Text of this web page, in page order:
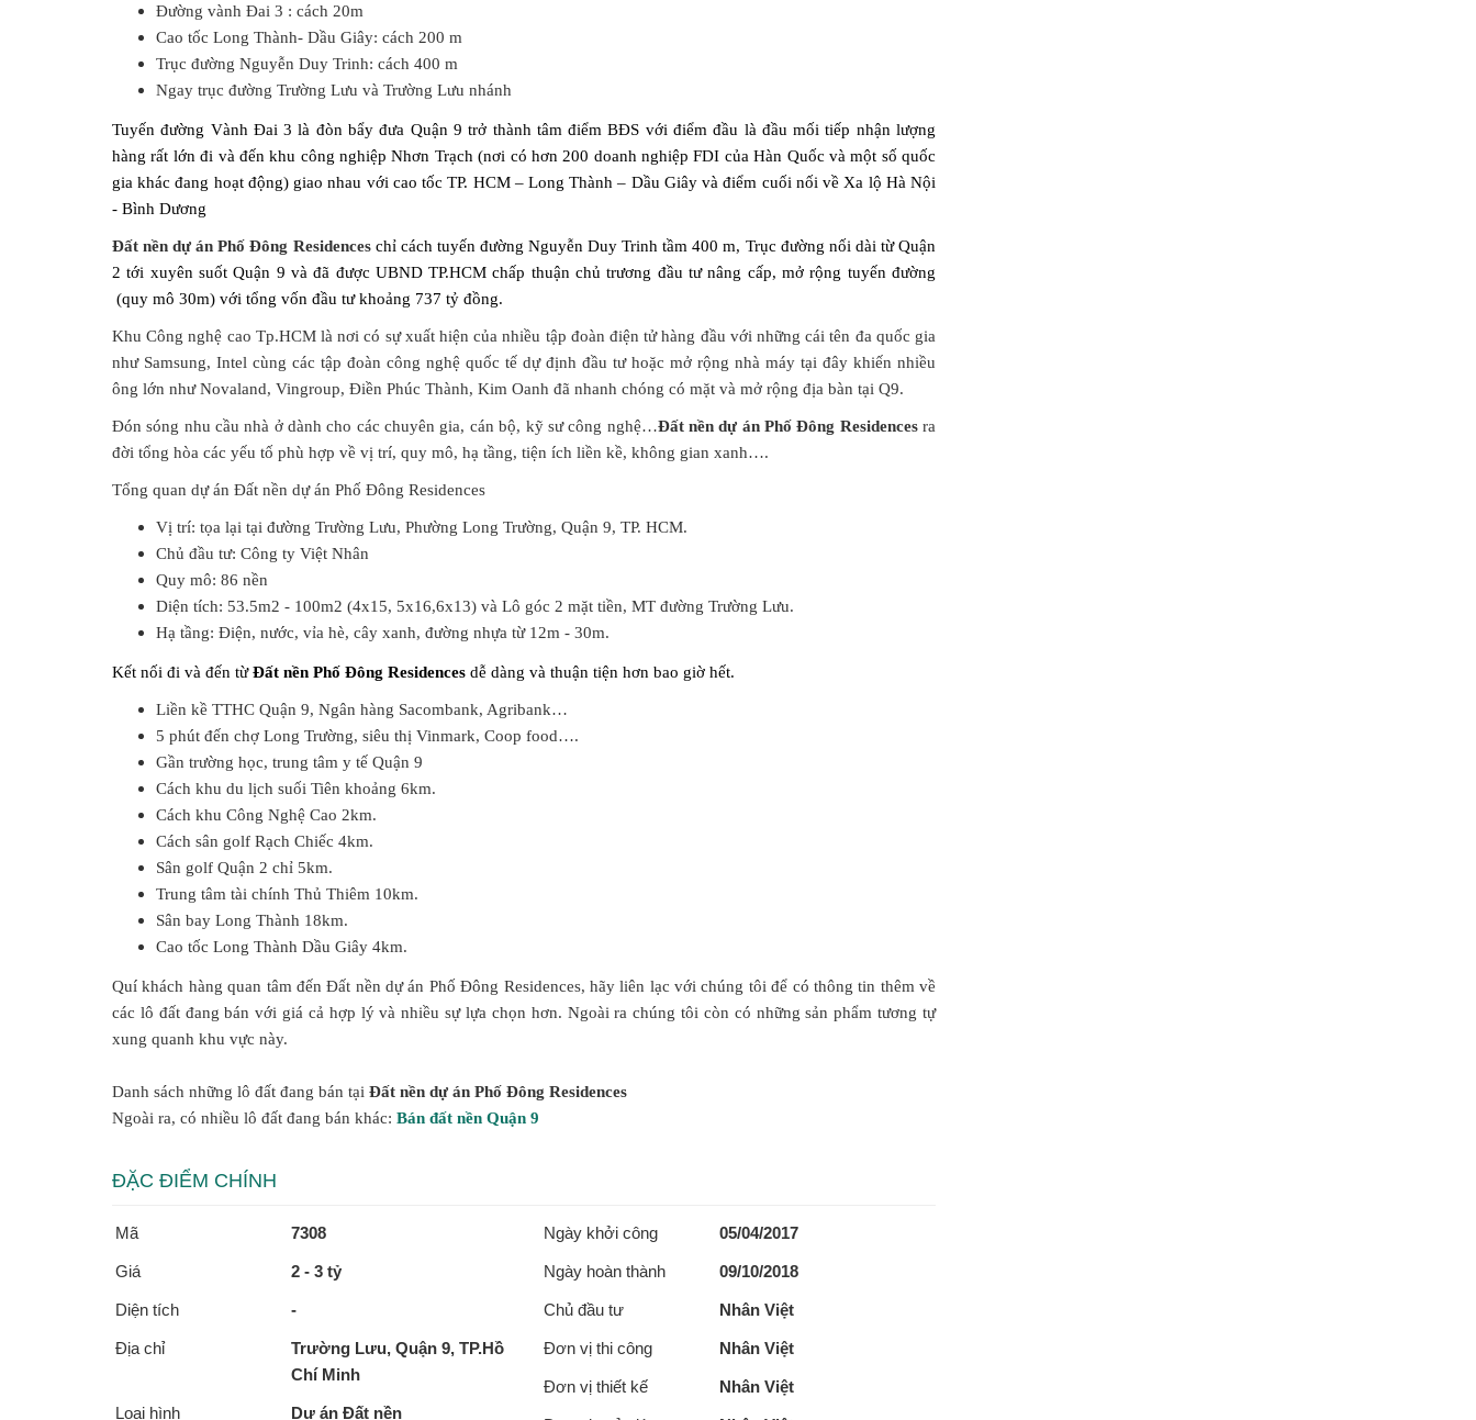
Đường vành Đai 3 : cách 20m
Cao tốc Long Thành- Dầu Giây: cách 200 m
Trục đường Nguyễn Duy Trinh: cách 400 m
Ngay trục đường Trường Lưu và Trường Lưu nhánh
Tuyến đường Vành Đai 3 là đòn bẩy đưa Quận 9 trở thành tâm điểm BĐS với điểm đầu là đầu mối tiếp nhận lượng
hàng rất lớn đi và đến khu công nghiệp Nhơn Trạch (nơi có hơn 200 doanh nghiệp FDI của Hàn Quốc và một số quốc
gia khác đang hoạt động) giao nhau với cao tốc TP. HCM – Long Thành – Dầu Giây và điểm cuối nối về Xa lộ Hà Nội
- Bình Dương
Đất nền dự án Phố Đông Residenceschỉ cách tuyến đường Nguyễn Duy Trinh tầm 400 m, Trục đường nối dài từ Quận
2 tới xuyên suốt Quận 9 và đã được UBND TP.HCM chấp thuận chủ trương đầu tư nâng cấp, mở rộng tuyến đường
(quy mô 30m) với tổng vốn đầu tư khoảng 737 tỷ đồng.
Khu Công nghệ cao Tp.HCM là nơi có sự xuất hiện của nhiều tập đoàn điện tử hàng đầu với những cái tên đa quốc gia
như Samsung, Intel cùng các tập đoàn công nghệ quốc tế dự định đầu tư hoặc mở rộng nhà máy tại đây khiến nhiều
ông lớn như Novaland, Vingroup, Điền Phúc Thành, Kim Oanh đã nhanh chóng có mặt và mở rộng địa bàn tại Q9.
Đón sóng nhu cầu nhà ở dành cho các chuyên gia, cán bộ, kỹ sư công nghệ…Đất nền dự án Phố Đông Residencesra
đời tổng hòa các yếu tố phù hợp về vị trí, quy mô, hạ tầng, tiện ích liền kề, không gian xanh….
Tổng quan dự án Đất nền dự án Phố Đông Residences
Vị trí: tọa lại tại đường Trường Lưu, Phường Long Trường, Quận 9, TP. HCM.
Chủ đầu tư: Công ty Việt Nhân
Quy mô: 86 nền
Diện tích: 53.5m2 - 100m2 (4x15, 5x16,6x13) và Lô góc 2 mặt tiền, MT đường Trường Lưu.
Hạ tầng: Điện, nước, vỉa hè, cây xanh, đường nhựa từ 12m - 30m.
Kết nối đi và đến từĐất nền Phố Đông Residences dễ dàng và thuận tiện hơn bao giờ hết.
Liền kề TTHC Quận 9, Ngân hàng Sacombank, Agribank…
5 phút đến chợ Long Trường, siêu thị Vinmark, Coop food….
Gần trường học, trung tâm y tế Quận 9
Cách khu du lịch suối Tiên khoảng 6km.
Cách khu Công Nghệ Cao 2km.
Cách sân golf Rạch Chiếc 4km.
Sân golf Quận 2 chỉ 5km.
Trung tâm tài chính Thủ Thiêm 10km.
Sân bay Long Thành 18km.
Cao tốc Long Thành Dầu Giây 4km.
Quí khách hàng quan tâm đến Đất nền dự án Phố Đông Residences, hãy liên lạc với chúng tôi để có thông tin thêm về
các lô đất đang bán với giá cả hợp lý và nhiều sự lựa chọn hơn. Ngoài ra chúng tôi còn có những sản phẩm tương tự
xung quanh khu vực này.
Danh sách những lô đất đang bán tại Đất nền dự án Phố Đông Residences
Ngoài ra, có nhiều lô đất đang bán khác: Bán đất nền Quận 9
ĐẶC ĐIỂM CHÍNH
Mã 7308
Giá 2 - 3 tỷ
Diện tích -
Địa chỉ
Trường Lưu, Quận 9, TP.Hồ
Chí Minh
Loại hình Dự án Đất nền
Ngày khởi công 05/04/2017
Ngày hoàn thành 09/10/2018
Chủ đầu tư Nhân Việt
Đơn vị thi công Nhân Việt
Đơn vị thiết kế Nhân Việt